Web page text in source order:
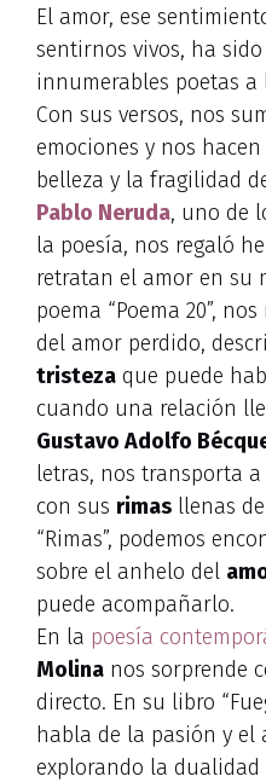
El amor, ese
sentirnos vivos, ha
innumerables poetas
Con sus versos, nos
emociones y nos
belleza y la fragilidad
Pablo Neruda, uno de
la poesía, nos regaló
retratan el amor en su
poema “Poema 20”,
del amor perdido,
tristeza que puede
cuando una relación
Gustavo Adolfo
letras, nos transporta
con sus rimas llenas
“Rimas”, podemos
sobre el anhelo del
puede acompañarlo.
En la poesía
Molina nos sorprende
directo. En su libro
habla de la pasión y el
explorando la dualidad